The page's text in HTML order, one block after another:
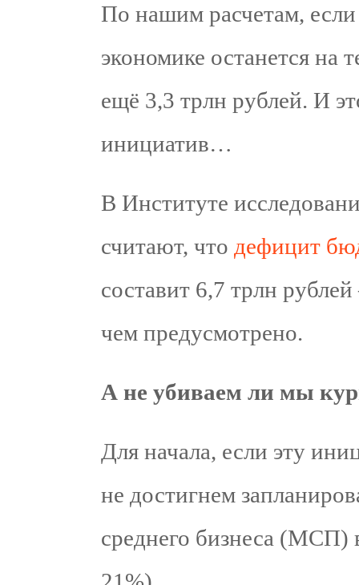
По нашим расчетам,
экономике останется на
ещё 3,3 трлн рублей. И
инициатив…
В Институте
считают, что дефицит
составит 6,7 трлн
чем предусмотрено.
А не убиваем ли мы
Для начала, если эту
не достигнем
среднего бизнеса (МСП)